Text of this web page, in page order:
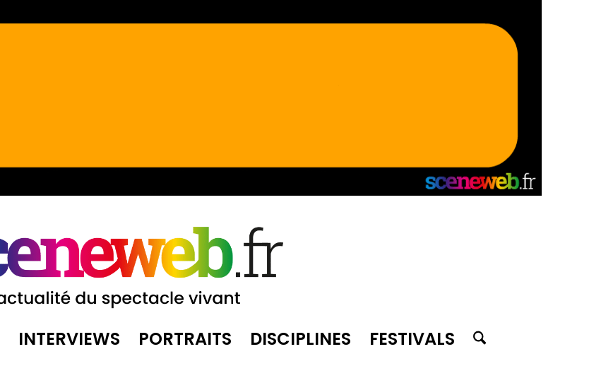
INTERVIEWS PORTRAITS DISCIPLINES FESTIVALS